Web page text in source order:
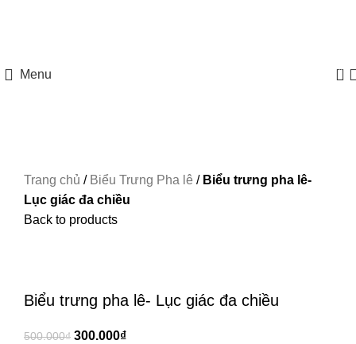
Menu 0
Trang chủ / Biểu Trưng Pha lê / Biểu trưng pha lê-
Lục giác đa chiều
Back to products
Biểu trưng pha lê- Lục giác đa chiều
500.000₫ 300.000₫